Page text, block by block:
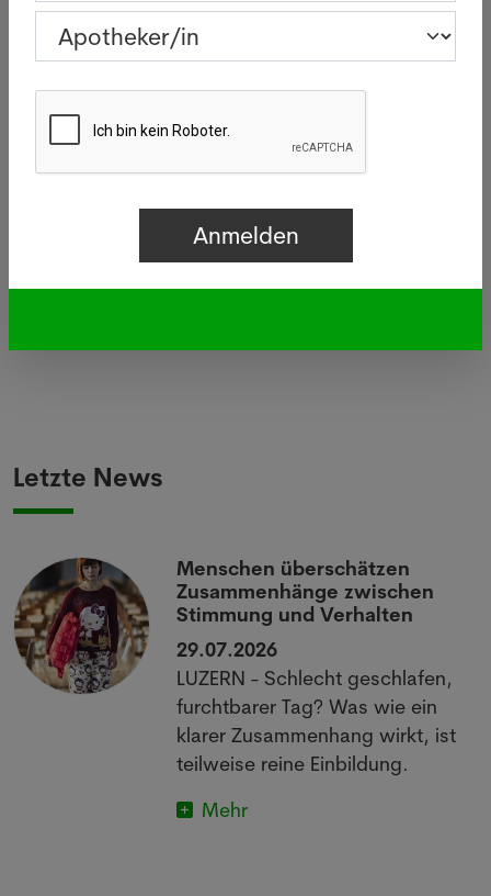
Quelle: SDA - 07.04.2017, Copyrights Bilder:
Fotolia.com
Apothekerin in Diessenhofen
Apotheker/in in Zürich
Letzte News
Menschen überschätzen
Zusammenhänge zwischen
Stimmung und Verhalten
29.07.2026
LUZERN - Schlecht geschlafen,
furchtbarer Tag? Was wie ein
klarer Zusammenhang wirkt, ist
teilweise reine Einbildung.
Mehr